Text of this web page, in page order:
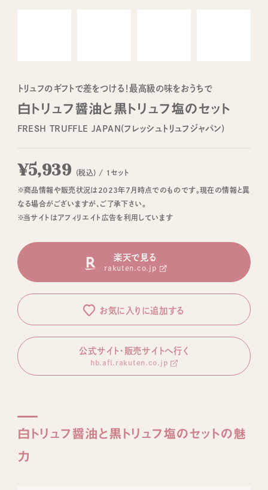
トリュフのギフトで差をつける！最高級の味をおうちで
白トリュフ醤油と黒トリュフ塩のセット
FRESH TRUFFLE JAPAN(フレッシュトリュフジャパン)
¥5,939 (税込) / 1セット
※商品情報や販売状況は2023年7月時点でのものです。現在の情報と異
なる場合がございますが、ご了承下さい。
※当サイトはアフィリエイト広告を利用しています
楽天で見る
rakuten.co.jp
お気に入りに追加する
公式サイト・販売サイトへ行く
hb.afl.rakuten.co.jp
白トリュフ醤油と黒トリュフ塩のセットの魅
力